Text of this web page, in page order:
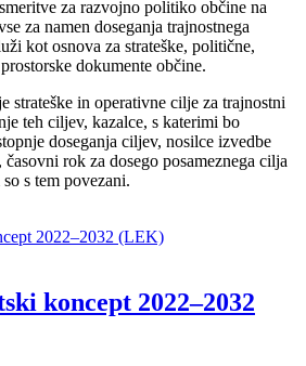
za razvojno politiko občine na
za namen doseganja trajnostnega
kot osnova za strateške, politične,
dokumente občine.
in operativne cilje za trajnostni
teh ciljev, kazalce, s katerimi bo
doseganja ciljev, nosilce izvedbe
rok za dosego posameznega cilja
s tem povezani.
koncept 2022–2032